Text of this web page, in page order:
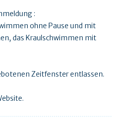
:
ohne Pause und mit
das Kraulschwimmen mit
Zeitfenster entlassen.